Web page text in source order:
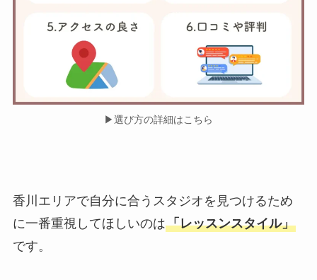
▶︎選び方の詳細はこちら
香川エリアで自分に合うスタジオを見つけるため
に一番重視してほしいのは「レッスンスタイル」
です。